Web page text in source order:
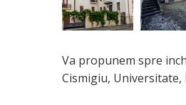
Va propunem spre
Cismigiu, Universitate,